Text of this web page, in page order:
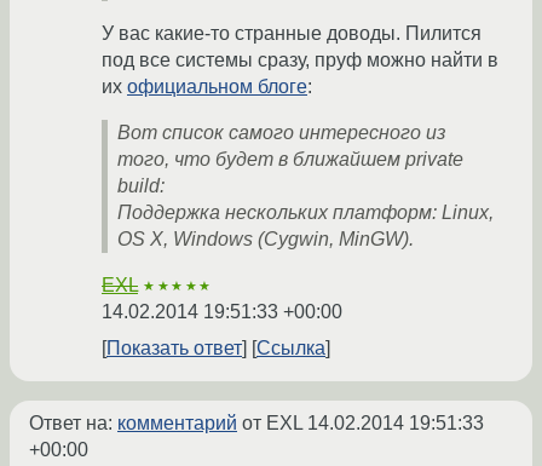
У вас какие-то странные доводы. Пилится
под все системы сразу, пруф можно найти в
их официальном блоге:
Вот список самого интересного из
того, что будет в ближайшем private
build:
Поддержка нескольких платформ: Linux,
OS X, Windows (Cygwin, MinGW).
EXL ★★★★★
14.02.2014 19:51:33 +00:00
Показать ответ
Ссылка
Ответ на: комментарий от EXL 14.02.2014 19:51:33
+00:00